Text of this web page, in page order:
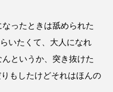
なったときは舐められた
いたくて、大人になれ
というか、突き抜けた
もしたけどそれはほんの